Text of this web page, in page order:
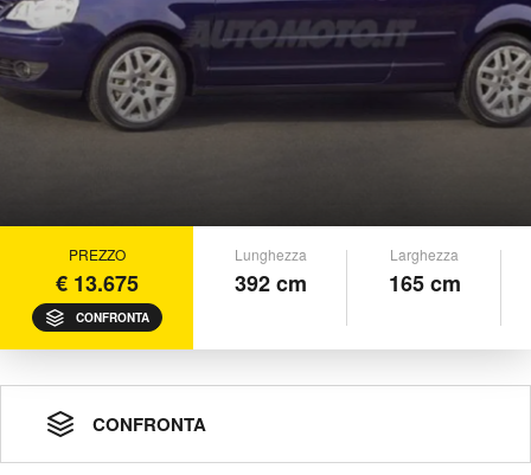
PREZZO
€ 13.675
CONFRONTA
Lunghezza
392 cm
Larghezza
165 cm
CONFRONTA